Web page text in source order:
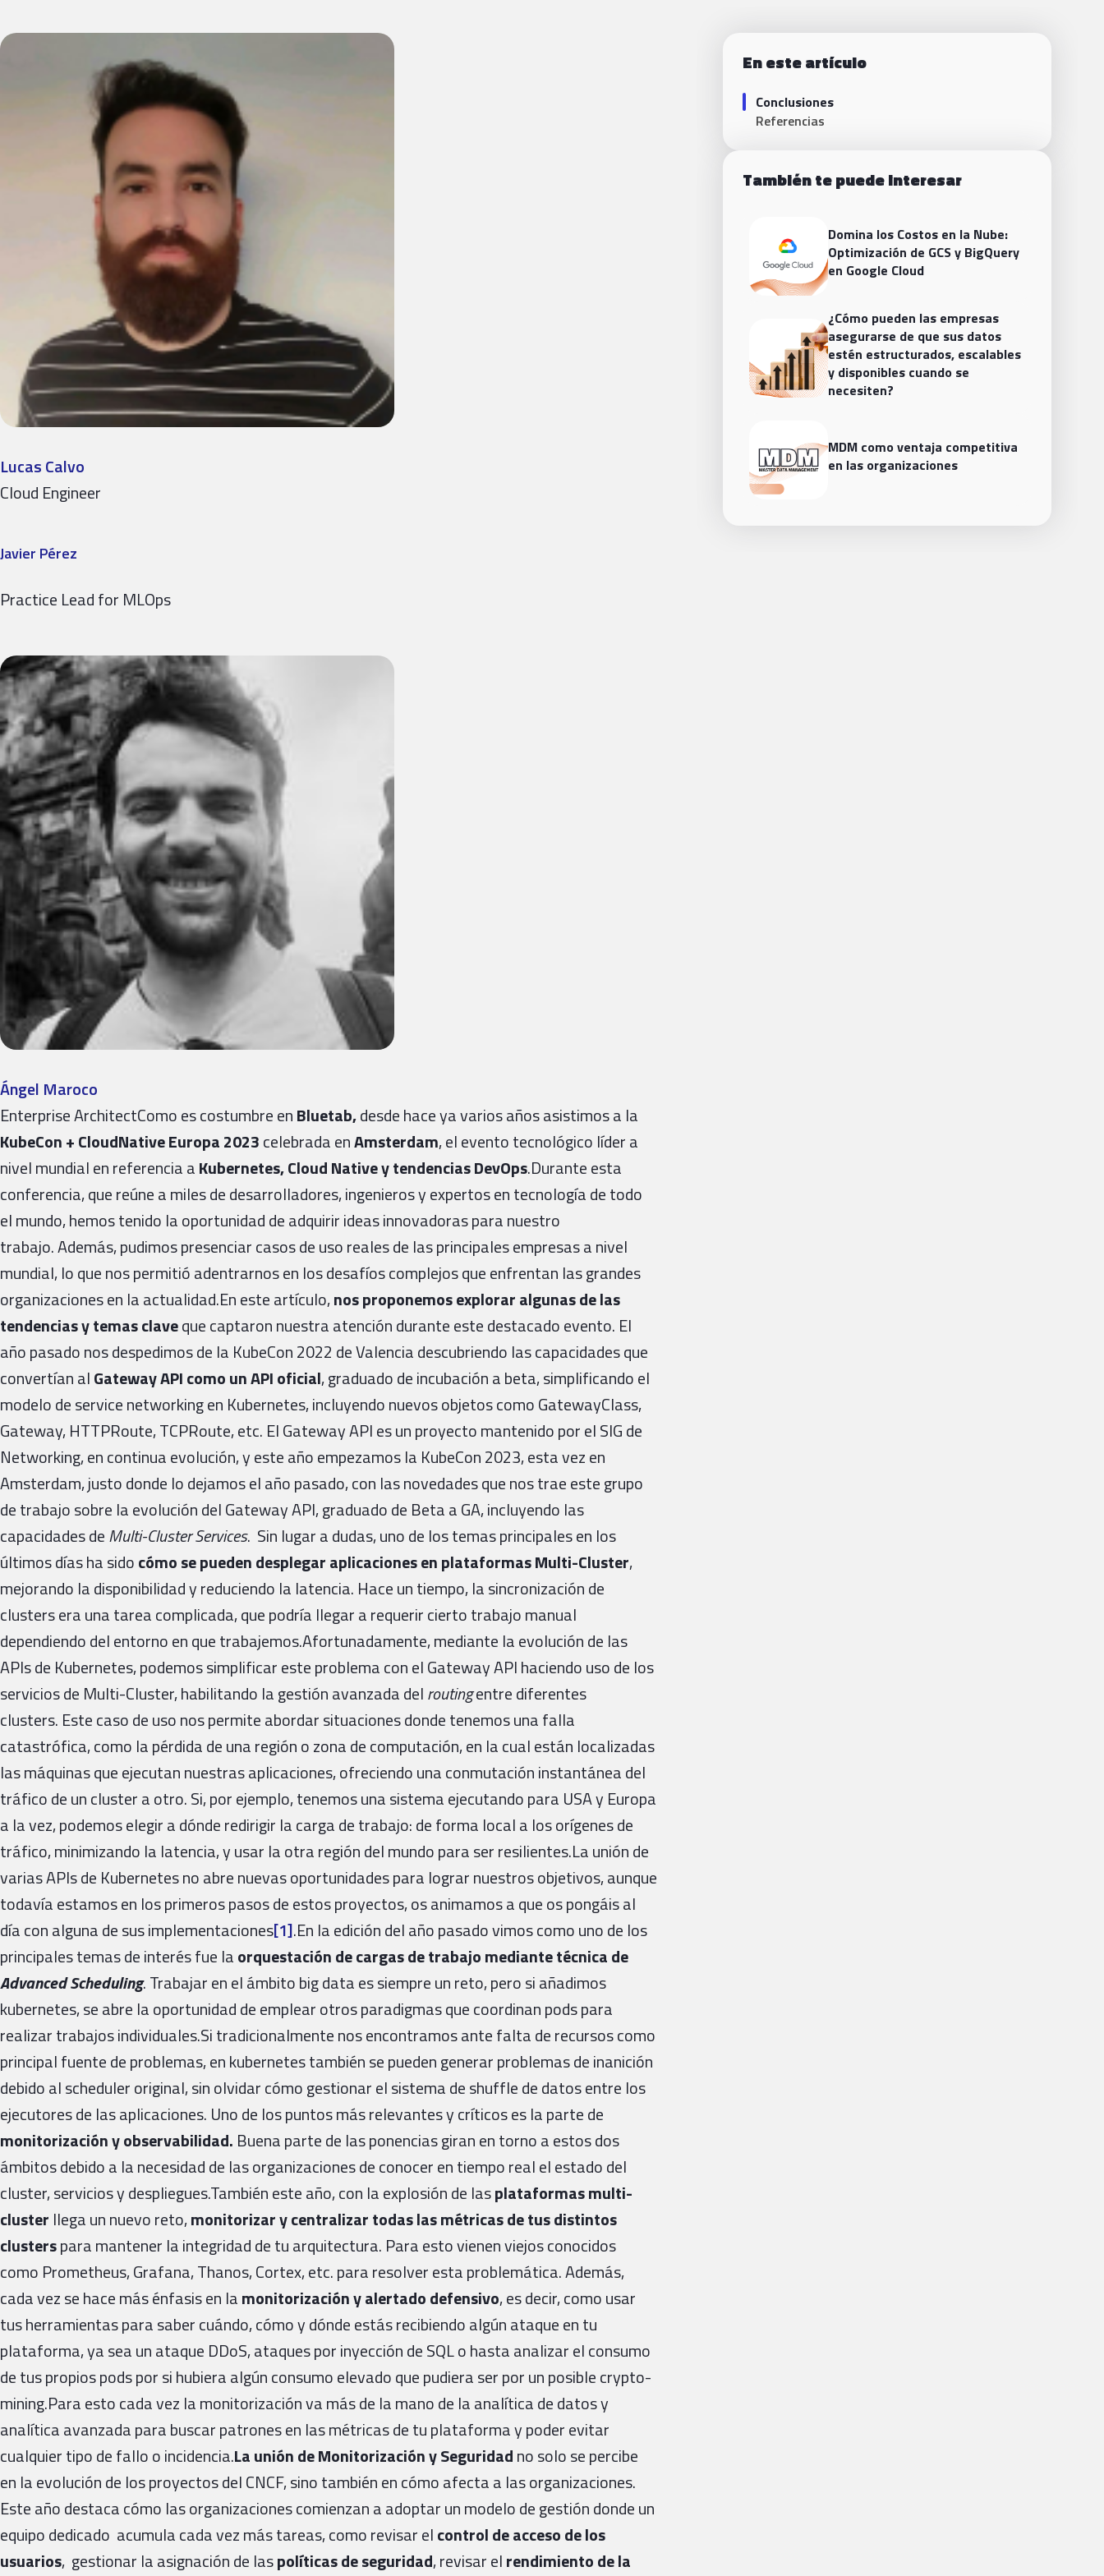
Lucas Calvo
Cloud Engineer
Javier Pérez
Practice Lead for MLOps
Ángel Maroco
Enterprise ArchitectComo es costumbre enBluetab,desde hace ya varios años asistimos a la
KubeCon + CloudNative Europa 2023celebrada enAmsterdam, el evento tecnológico líder a
nivel mundial en referencia aKubernetes, Cloud Native y tendencias DevOps.Durante esta
conferencia, que reúne a miles de desarrolladores, ingenieros y expertos en tecnología de todo
el mundo, hemos tenido la oportunidad de adquirir ideas innovadoras para nuestro
trabajo. Además, pudimos presenciar casos de uso reales de las principales empresas a nivel
mundial, lo que nos permitió adentrarnos en los desafíos complejos que enfrentan las grandes
organizaciones en la actualidad.En este artículo,nos proponemos explorar algunas de las
tendencias y temas claveque captaron nuestra atención durante este destacado evento. El
año pasado nos despedimos de la KubeCon 2022 de Valencia descubriendo las capacidades que
convertían alGateway API como un API oficial, graduado de incubación a beta, simplificando el
modelo de service networking en Kubernetes, incluyendo nuevos objetos como GatewayClass,
Gateway, HTTPRoute, TCPRoute, etc. El Gateway API es un proyecto mantenido por el SIG de
Networking, en continua evolución, y este año empezamos la KubeCon 2023, esta vez en
Amsterdam, justo donde lo dejamos el año pasado, con las novedades que nos trae este grupo
de trabajo sobre la evolución del Gateway API, graduado de Beta a GA, incluyendo las
capacidades deMulti-Cluster Services. Sin lugar a dudas, uno de los temas principales en los
últimos días ha sidocómo se pueden desplegar aplicaciones enplataformas Multi-Cluster,
mejorando la disponibilidad y reduciendo la latencia. Hace un tiempo, la sincronización de
clusters era una tarea complicada, que podría llegar a requerir cierto trabajo manual
dependiendo del entorno en que trabajemos.Afortunadamente, mediante la evolución de las
APIs de Kubernetes, podemos simplificar este problema con el Gateway API haciendo uso de los
servicios de Multi-Cluster, habilitando la gestión avanzada delroutingentre diferentes
clusters. Este caso de uso nos permite abordar situaciones donde tenemos una falla
catastrófica, como la pérdida de una región o zona de computación, en la cual están localizadas
las máquinas que ejecutan nuestras aplicaciones, ofreciendo una conmutación instantánea del
tráfico de un cluster a otro. Si, por ejemplo, tenemos una sistema ejecutando para USA y Europa
a la vez, podemos elegir a dónde redirigir la carga de trabajo: de forma local a los orígenes de
tráfico, minimizando la latencia, y usar la otra región del mundo para ser resilientes.La unión de
varias APIs de Kubernetes no abre nuevas oportunidades para lograr nuestros objetivos, aunque
todavía estamos en los primeros pasos de estos proyectos, os animamos a que os pongáis al
día con alguna de sus implementaciones[1].En la edición del año pasado vimos como uno de los
principales temas de interés fue laorquestación de cargas de trabajo mediante técnica de
Advanced Scheduling. Trabajar en el ámbito big data es siempre un reto, pero si añadimos
kubernetes, se abre la oportunidad de emplear otros paradigmas que coordinan pods para
realizar trabajos individuales.Si tradicionalmente nos encontramos ante falta de recursos como
principal fuente de problemas, en kubernetes también se pueden generar problemas de inanición
debido al scheduler original, sin olvidar cómo gestionar el sistema de shuffle de datos entre los
ejecutores de las aplicaciones. Uno de los puntos más relevantes y críticos es la parte de
monitorización y observabilidad. Buena parte de las ponencias giran en torno a estos dos
ámbitos debido a la necesidad de las organizaciones de conocer en tiempo real el estado del
cluster, servicios y despliegues.También este año, con la explosión de lasplataformas multi-
cluster llega un nuevo reto,monitorizar y centralizar todas las métricas de tus distintos
clusterspara mantener la integridad de tu arquitectura. Para esto vienen viejos conocidos
como Prometheus, Grafana, Thanos, Cortex, etc. para resolver esta problemática. Además,
cada vez se hace más énfasis en lamonitorización y alertado defensivo, es decir, como usar
tus herramientas para saber cuándo, cómo y dónde estás recibiendo algún ataque en tu
plataforma, ya sea un ataque DDoS, ataques por inyección de SQL o hasta analizar el consumo
de tus propios pods por si hubiera algún consumo elevado que pudiera ser por un posible crypto-
mining.Para esto cada vez la monitorización va más de la mano de la analítica de datos y
analítica avanzada para buscar patrones en las métricas de tu plataforma y poder evitar
cualquier tipo de fallo o incidencia.La unión de Monitorización y Seguridadno solo se percibe
en la evolución de los proyectos del CNCF, sino también en cómo afecta a las organizaciones.
Este año destaca cómo las organizaciones comienzan a adoptar un modelo de gestión donde un
equipo dedicado acumula cada vez más tareas, como revisar elcontrol de acceso de los
usuarios, gestionar la asignación de laspolíticas de seguridad, revisar elrendimiento de la
En este artículo
Conclusiones
Referencias
También te puede interesar
Domina los Costos en la Nube:
Optimización de GCS y BigQuery
en Google Cloud
¿Cómo pueden las empresas
asegurarse de que sus datos
estén estructurados, escalables
y disponibles cuando se
necesiten?
MDM como ventaja competitiva
en las organizaciones